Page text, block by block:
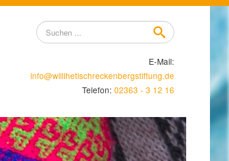
Suchen
...
E-Mail:
info@willihetischreckenbergstiftung.de
Telefon: 02363 - 3 12 16